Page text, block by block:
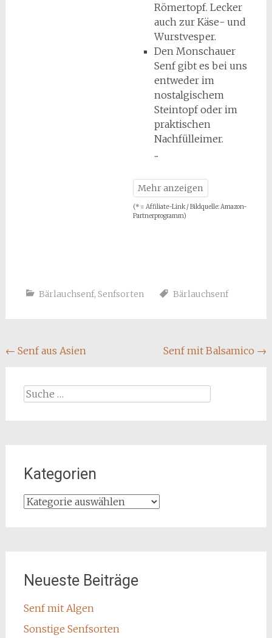
Römertopf. Lecker
auch zur Käse- und
Wurstvesper.
Den Monschauer
Senf gibt es bei uns
entweder im
nostalgischem
Steintopf oder im
praktischen
Nachfülleimer.
(* = Affiliate-Link / Bildquelle: Amazon-
Partnerprogramm)
Bärlauchsenf, Senfsorten Bärlauchsenf
Beitragsnavigation
← Senf aus Asien Senf mit Balsamico →
Suche
Kategorien
Kategorien
Neueste Beiträge
Senf mit Algen
Sonstige Senfsorten